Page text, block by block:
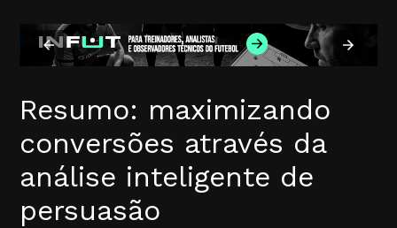
Resumo: maximizando
conversões através da
análise inteligente de
persuasão